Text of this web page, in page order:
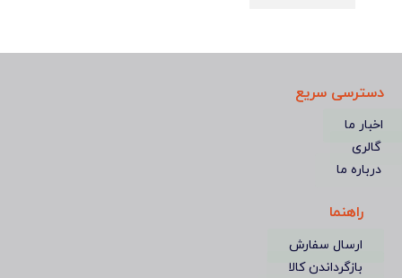
دسترسی سریع
اخبار ما
گالری
درباره ما
راهنما
ارسال سفارش
بازگرداندن کالا